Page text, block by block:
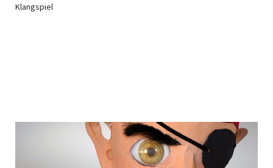
Klangspiel